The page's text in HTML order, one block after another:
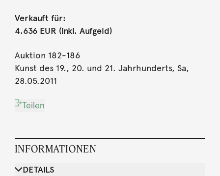
Verkauft für:
4.636 EUR (inkl. Aufgeld)
Auktion 182-186
Kunst des 19., 20. und 21. Jahrhunderts, Sa,
28.05.2011
Teilen
INFORMATIONEN
DETAILS